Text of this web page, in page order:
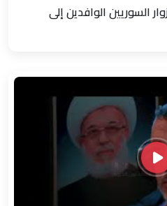
السوريين الوافدين إلى